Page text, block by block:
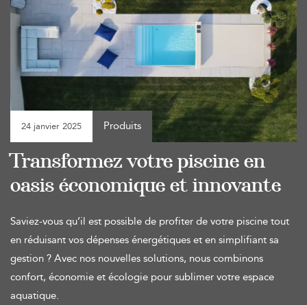
24 janvier 2025 Produits
Transformez votre piscine en
oasis économique et innovante
Saviez-vous qu’il est possible de profiter de votre piscine tout
en réduisant vos dépenses énergétiques et en simplifiant sa
gestion ? Avec nos nouvelles solutions, nous combinons
confort, économie et écologie pour sublimer votre espace
aquatique.